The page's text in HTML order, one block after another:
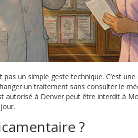
un simple geste technique. C’est
un traitement sans consulter le
autorisé à Denver peut être interdit à
?